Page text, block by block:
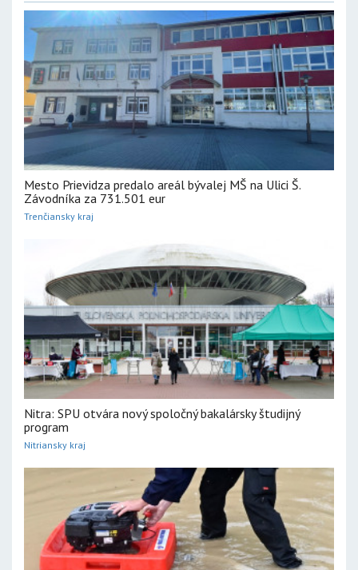
Mesto Prievidza predalo areál bývalej MŠ na Ulici Š.
Závodníka za 731.501 eur
Trenčiansky kraj
Nitra: SPU otvára nový spoločný bakalársky študijný
program
Nitriansky kraj